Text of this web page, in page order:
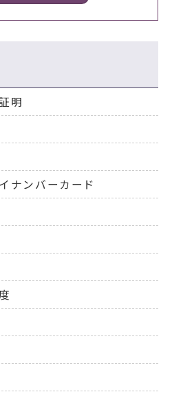
明
ナンバーカード